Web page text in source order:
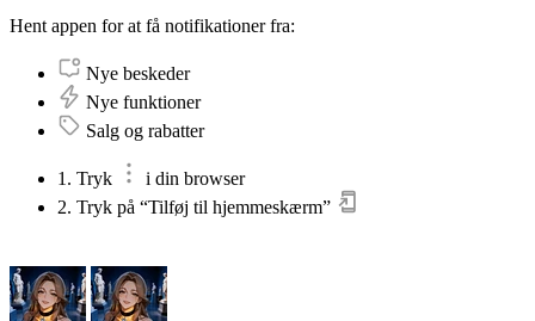
Hent appen for at få notifikationer fra:
Nye beskeder
Nye funktioner
Salg og rabatter
1. Tryk
i din browser
2. Tryk på “Tilføj til hjemmeskærm”